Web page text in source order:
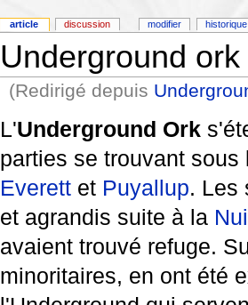
Underground ork
(Redirigé depuis
L'Underground Ork
parties se trouvant
Everettet Puyallup. Les
et agrandis suite à la
avaient trouvé refuge.
minoritaires, en ont été
article discussion modifier historique